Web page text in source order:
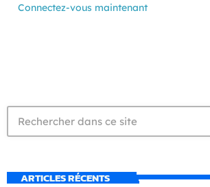
Connectez-vous maintenant
ARTICLES RÉCENTS